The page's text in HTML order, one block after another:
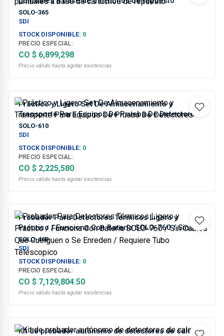
SOLO-365
SDI
STOCK DISPONIBLE: 0
PRECIO ESPECIAL:
CO $ 6,899,298
Precio válido hasta agotar existencias
Práctico y Ligero Set De Almacenamiento y
Transporte Para Equipos De Prueba De Detectores
SOLO-610
SDI
STOCK DISPONIBLE: 0
PRECIO ESPECIAL:
CO $ 2,225,580
Precio válido hasta agotar existencias
Probador Para Detectores Térmicos Ligero y
Práctico / Funciona Con Batería SOLO-760 / Sin
Cables Que Cuelguen o Se Enreden / Requiere Tubo
Telescopico
SOLO-460
SDI
STOCK DISPONIBLE: 0
PRECIO ESPECIAL:
CO $ 7,129,804.50
Precio válido hasta agotar existencias
Kit de probador autónomo de detectores de calor